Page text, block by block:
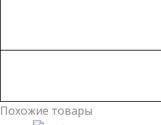
Похожие товары